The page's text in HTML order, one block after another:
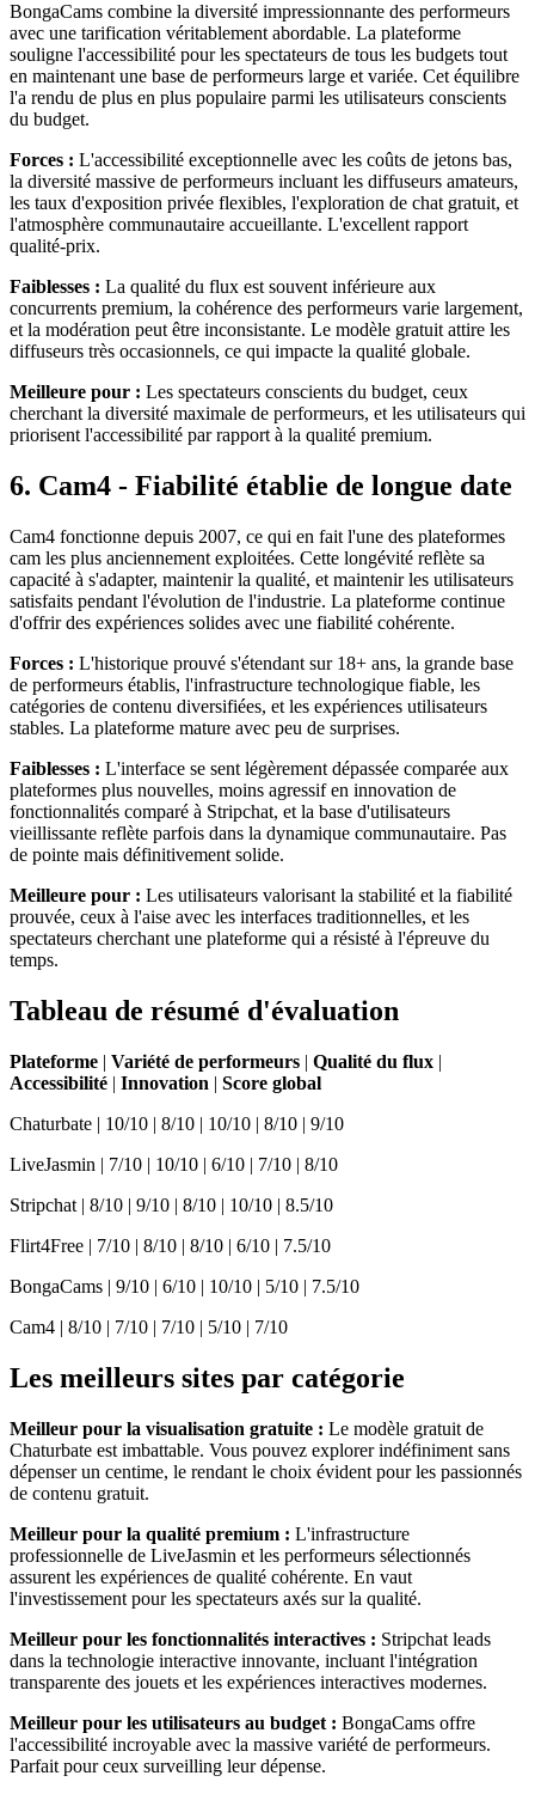
BongaCams combine la diversité impressionnante des performeurs
avec une tarification véritablement abordable. La plateforme
souligne l'accessibilité pour les spectateurs de tous les budgets tout
en maintenant une base de performeurs large et variée. Cet équilibre
l'a rendu de plus en plus populaire parmi les utilisateurs conscients
du budget.
Forces : L'accessibilité exceptionnelle avec les coûts de jetons bas,
la diversité massive de performeurs incluant les diffuseurs amateurs,
les taux d'exposition privée flexibles, l'exploration de chat gratuit, et
l'atmosphère communautaire accueillante. L'excellent rapport
qualité-prix.
Faiblesses : La qualité du flux est souvent inférieure aux
concurrents premium, la cohérence des performeurs varie largement,
et la modération peut être inconsistante. Le modèle gratuit attire les
diffuseurs très occasionnels, ce qui impacte la qualité globale.
Meilleure pour : Les spectateurs conscients du budget, ceux
cherchant la diversité maximale de performeurs, et les utilisateurs qui
priorisent l'accessibilité par rapport à la qualité premium.
6. Cam4 - Fiabilité établie de longue date
Cam4 fonctionne depuis 2007, ce qui en fait l'une des plateformes
cam les plus anciennement exploitées. Cette longévité reflète sa
capacité à s'adapter, maintenir la qualité, et maintenir les utilisateurs
satisfaits pendant l'évolution de l'industrie. La plateforme continue
d'offrir des expériences solides avec une fiabilité cohérente.
Forces : L'historique prouvé s'étendant sur 18+ ans, la grande base
de performeurs établis, l'infrastructure technologique fiable, les
catégories de contenu diversifiées, et les expériences utilisateurs
stables. La plateforme mature avec peu de surprises.
Faiblesses : L'interface se sent légèrement dépassée comparée aux
plateformes plus nouvelles, moins agressif en innovation de
fonctionnalités comparé à Stripchat, et la base d'utilisateurs
vieillissante reflète parfois dans la dynamique communautaire. Pas
de pointe mais définitivement solide.
Meilleure pour : Les utilisateurs valorisant la stabilité et la fiabilité
prouvée, ceux à l'aise avec les interfaces traditionnelles, et les
spectateurs cherchant une plateforme qui a résisté à l'épreuve du
temps.
Tableau de résumé d'évaluation
Plateforme | Variété de performeurs | Qualité du flux |
Accessibilité | Innovation | Score global
Chaturbate | 10/10 | 8/10 | 10/10 | 8/10 | 9/10
LiveJasmin | 7/10 | 10/10 | 6/10 | 7/10 | 8/10
Stripchat | 8/10 | 9/10 | 8/10 | 10/10 | 8.5/10
Flirt4Free | 7/10 | 8/10 | 8/10 | 6/10 | 7.5/10
BongaCams | 9/10 | 6/10 | 10/10 | 5/10 | 7.5/10
Cam4 | 8/10 | 7/10 | 7/10 | 5/10 | 7/10
Les meilleurs sites par catégorie
Meilleur pour la visualisation gratuite : Le modèle gratuit de
Chaturbate est imbattable. Vous pouvez explorer indéfiniment sans
dépenser un centime, le rendant le choix évident pour les passionnés
de contenu gratuit.
Meilleur pour la qualité premium : L'infrastructure
professionnelle de LiveJasmin et les performeurs sélectionnés
assurent les expériences de qualité cohérente. En vaut
l'investissement pour les spectateurs axés sur la qualité.
Meilleur pour les fonctionnalités interactives : Stripchat leads
dans la technologie interactive innovante, incluant l'intégration
transparente des jouets et les expériences interactives modernes.
Meilleur pour les utilisateurs au budget : BongaCams offre
l'accessibilité incroyable avec la massive variété de performeurs.
Parfait pour ceux surveilling leur dépense.